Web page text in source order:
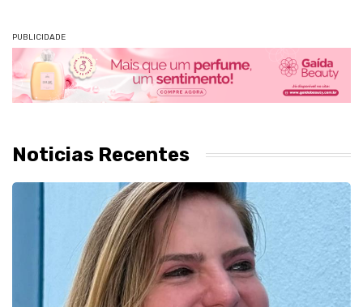
PUBLICIDADE
Noticias Recentes